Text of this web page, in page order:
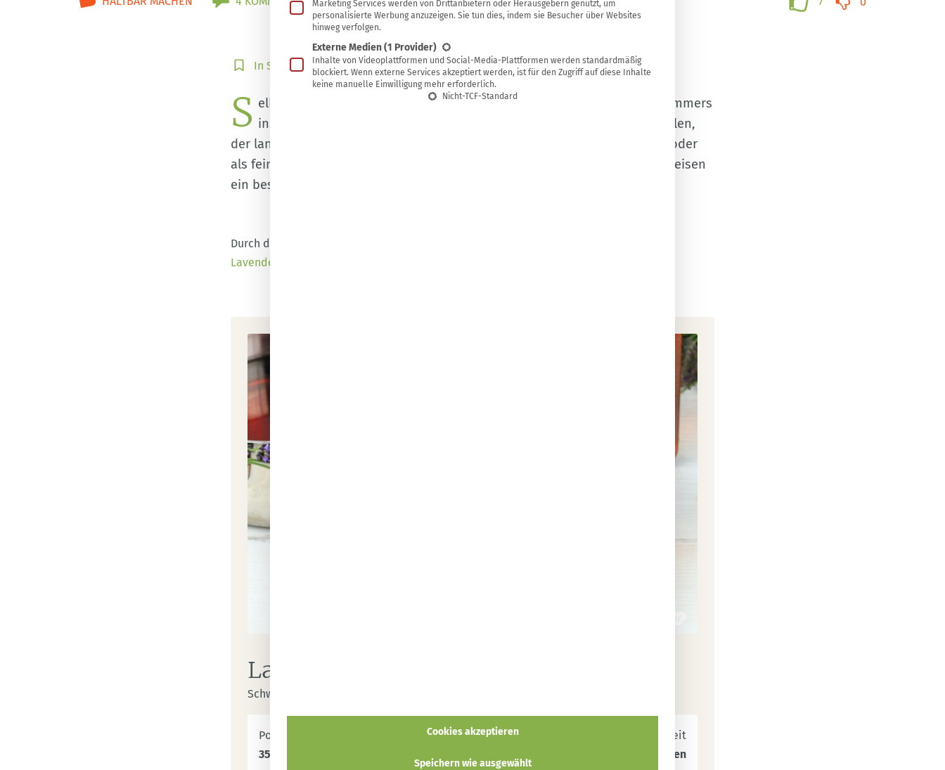
In
speichern
In Sammlung speichern
S elbstgemachter Lavendelsirup bringt den Duft und Geschmack des Sommers
ins Glas. Mit wenigen Zutaten lässt sich ein aromatischer Sirup herstellen,
der lange haltbar und vielseitig verwendbar ist. Ob in Getränken, Desserts oder
als feine Note in herzhaften Gerichten, der Lavendelsirup verleiht vielen Speisen
ein besonderes Aroma.
Durch die eigene Herstellung weiß man genau, was drin ist, und kann die Intensität des
Lavendels
Lavendelsirup selber machen
Schwierigkeit:
Portionen
35
Kalorien
Gesamtzeit
Minuten
Marketing Services werden von Drittanbietern oder Herausgebern genutzt, um
personalisierte Werbung anzuzeigen. Sie tun dies, indem sie Besucher über Websites
hinweg verfolgen.
Externe Medien(1 Provider)
Inhalte von Videoplattformen und Social-Media-Plattformen werden standardmäßig
blockiert. Wenn externe Services akzeptiert werden, ist für den Zugriff auf diese Inhalte
keine manuelle Einwilligung mehr erforderlich.
Nicht-TCF-Standard
Cookies akzeptieren
Speichern wie ausgewählt